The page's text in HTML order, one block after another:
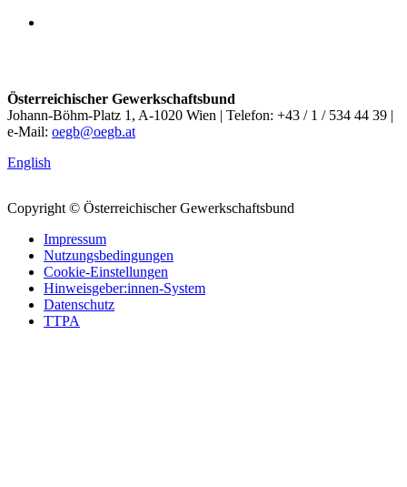
Österreichischer Gewerkschaftsbund
Johann-Böhm-Platz 1, A-1020 Wien | Telefon: +43 / 1 / 534 44 39 |
e-Mail: oegb@oegb.at
English
Copyright © Österreichischer Gewerkschaftsbund
Impressum
Nutzungsbedingungen
Cookie-Einstellungen
Hinweisgeber:innen-System
Datenschutz
TTPA